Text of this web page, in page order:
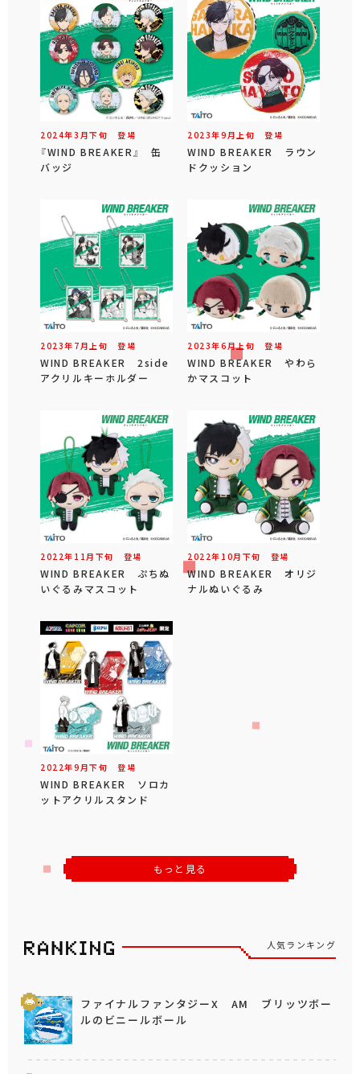
2024年3 月下旬 登場
『WIND BREAKER』 缶
バッジ
2023年9 月 上旬 登場
WIND BREAKER ラウン
ドクッション
2023年 7 月 上旬 登場
WIND BREAKER 2side
アクリルキーホルダー
2023年6 月上旬 登場
WIND BREAKER やわら
かマスコット
2022年 11 月 下旬 登場
WIND BREAKER ぷちぬ
いぐるみマスコット
2022年 10月 下旬 登場
WIND BREAKER オリジ
ナルぬいぐるみ
2022年9 月下旬 登場
WIND BREAKER ソロカ
ットアクリルスタンド
もっと見る
人気ランキング
ファイナルファンタジーX AM ブリッツボー
ルのビニールボール